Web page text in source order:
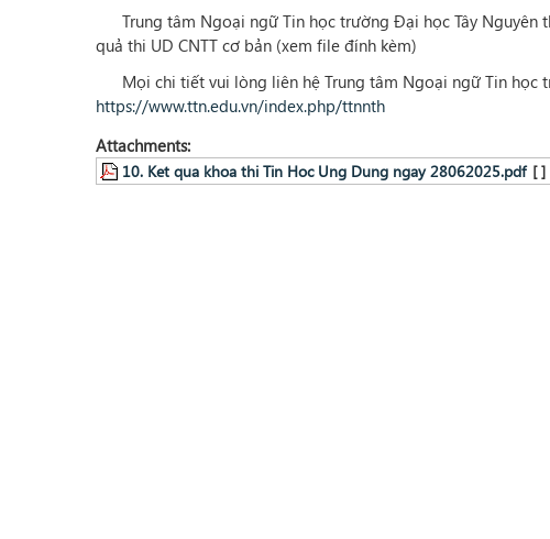
Trung tâm Ngoại ngữ Tin học trường Đại học Tây Nguyên
quả thi UD CNTT cơ bản (xem file đính kèm)
Mọi chi tiết vui lòng liên hệ Trung tâm Ngoại ngữ Tin học
https://www.ttn.edu.vn/index.php/ttnnth
Attachments:
10. Ket qua khoa thi Tin Hoc Ung Dung ngay 28062025.pdf [ ]